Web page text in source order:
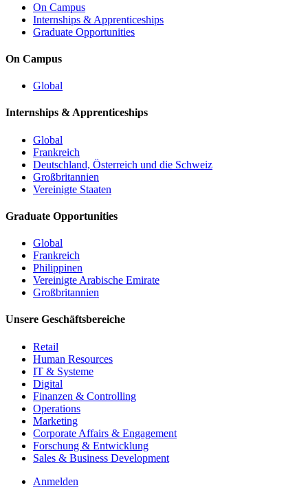
On Campus
Internships & Apprenticeships
Graduate Opportunities
On Campus
Global
Internships & Apprenticeships
Global
Frankreich
Deutschland, Österreich und die Schweiz
Großbritannien
Vereinigte Staaten
Graduate Opportunities
Global
Frankreich
Philippinen
Vereinigte Arabische Emirate
Großbritannien
Unsere Geschäftsbereiche
Retail
Human Resources
IT & Systeme
Digital
Finanzen & Controlling
Operations
Marketing
Corporate Affairs & Engagement
Forschung & Entwicklung
Sales & Business Development
Anmelden